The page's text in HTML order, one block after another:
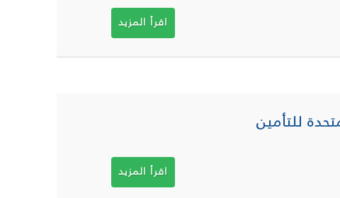
اقرأ المزيد
للتأمين
اقرأ المزيد